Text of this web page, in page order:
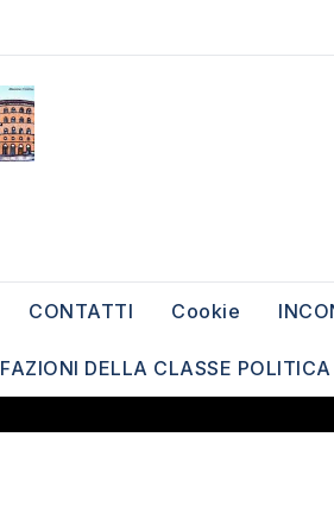
CONTATTI Cookie
FAZIONI DELLA CLASSE POLITICA